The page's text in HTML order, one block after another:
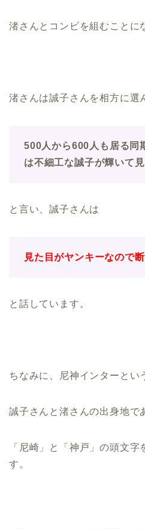
渚さんとコンビを組むことに
渚さんは誠子さんを相方に選
500人から600人も居る同
は不細工な誠子が輝いて
と言い、誠子さんは
見た目がヤンキーなので
と話しています。
ちなみに、尼神インターとい
誠子さんと渚さんの出身地で
「尼崎」と「神戸」の頭文
す。